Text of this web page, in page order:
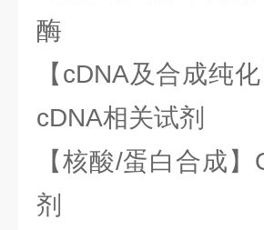
酶
【cDNA及合成纯
cDNA相关试剂
【核酸/蛋白合成
剂